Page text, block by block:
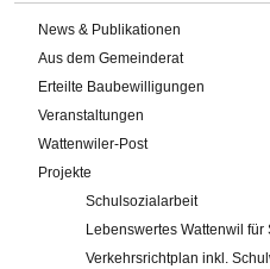
Verwaltung
Online-Service
News & Publikationen
Aus dem Gemeinderat
Erteilte Baubewilligungen
Veranstaltungen
Wattenwiler-Post
Projekte
Schulsozialarbeit
Lebenswertes Wattenwil für
Verkehrsrichtplan inkl.